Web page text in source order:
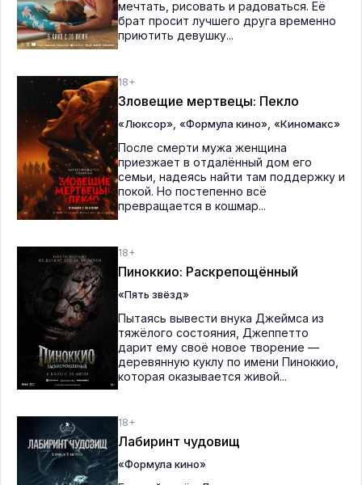
мечтать, рисовать и радоваться. Её
брат просит лучшего друга временно
приютить девушку...
18+
Зловещие мертвецы: Пекло
«Люксор» «Формула кино» «Киномакс»
После смерти мужа женщина
приезжает в отдалённый дом его
семьи, надеясь найти там поддержку и
покой. Но постепенно всё
превращается в кошмар...
18+
Пиноккио: Раскрепощённый
«Пять звёзд»
Пытаясь вывести внука Джеймса из
тяжёлого состояния, Джеппетто
дарит ему своё новое творение —
деревянную куклу по имени Пиноккио,
которая оказывается живой...
18+
Лабиринт чудовищ
«Формула кино»